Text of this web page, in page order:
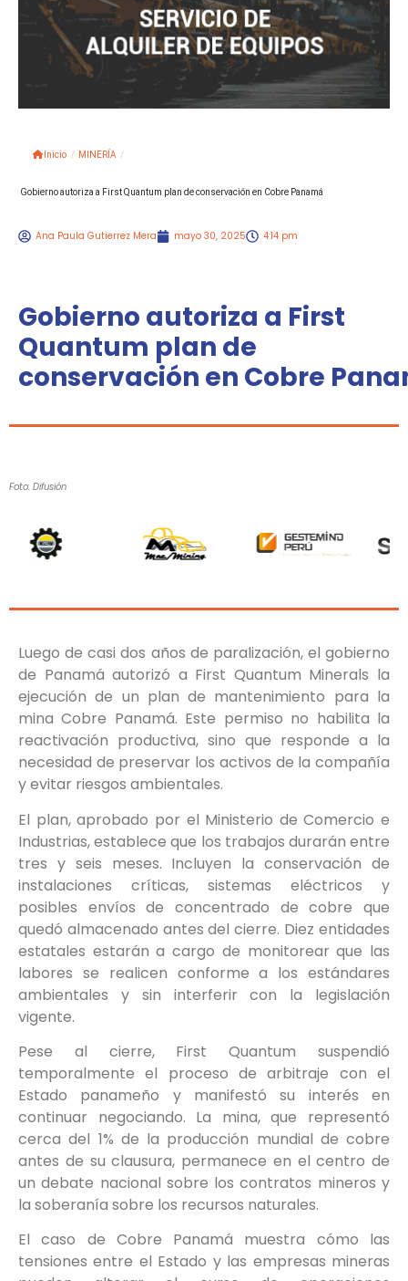
Inicio / MINERÍA /
Gobierno autoriza a First Quantum plan de conservación en Cobre Panamá
Ana Paula Gutierrez Mera mayo 30, 2025 4:14 pm
Gobierno autoriza a First
Quantum plan de
conservación en Cobre
Foto: Difusión
Luego de casi dos años de paralización, el gobierno
de Panamá autorizó a First Quantum Minerals la
ejecución de un plan de mantenimiento para la
mina Cobre Panamá. Este permiso no habilita la
reactivación productiva, sino que responde a la
necesidad de preservar los activos de la compañía
y evitar riesgos ambientales.
El plan, aprobado por el Ministerio de Comercio e
Industrias, establece que los trabajos durarán entre
tres y seis meses. Incluyen la conservación de
instalaciones críticas, sistemas eléctricos y
posibles envíos de concentrado de cobre que
quedó almacenado antes del cierre. Diez entidades
estatales estarán a cargo de monitorear que las
labores se realicen conforme a los estándares
ambientales y sin interferir con la legislación
vigente.
Pese al cierre, First Quantum suspendió
temporalmente el proceso de arbitraje con el
Estado panameño y manifestó su interés en
continuar negociando. La mina, que representó
cerca del 1% de la producción mundial de cobre
antes de su clausura, permanece en el centro de
un debate nacional sobre los contratos mineros y
la soberanía sobre los recursos naturales.
El caso de Cobre Panamá muestra cómo las
tensiones entre el Estado y las empresas mineras